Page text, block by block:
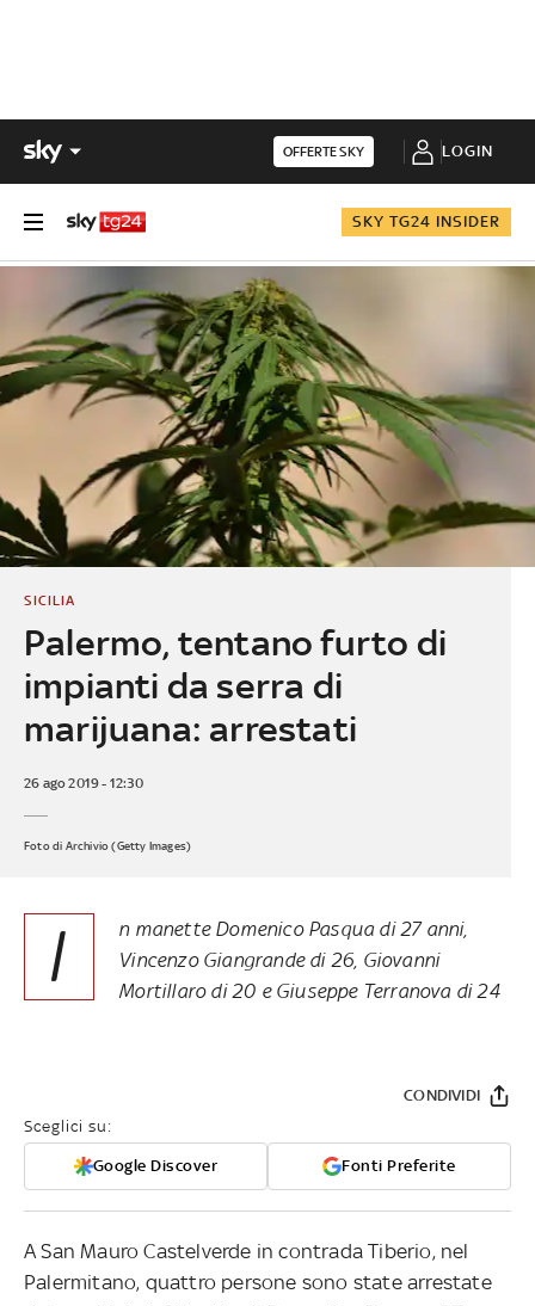
OFFERTE SKY LOGIN
SKY TG24 INSIDER
Palermo, tentano furto di
impianti da serra di
marijuana: arrestati
SICILIA
26 ago 2019 - 12:30
Foto di Archivio (Getty Images)
I
n manette Domenico Pasqua di 27 anni,
Vincenzo Giangrande di 26, Giovanni
Mortillaro di 20 e Giuseppe Terranova di 24
Sceglici su:
Google Discover Fonti Preferite
CONDIVIDI
A San Mauro Castelverde in contrada Tiberio, nel
Palermitano, quattro persone sono state arrestate